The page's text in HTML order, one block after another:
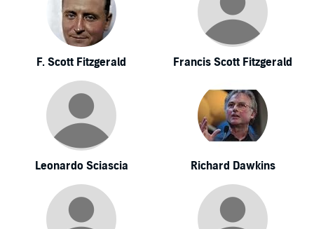
F. Scott Fitzgerald Francis Scott Fitzgerald
Leonardo Sciascia Richard Dawkins